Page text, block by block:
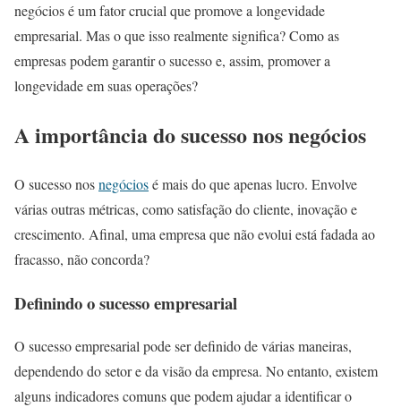
negócios é um fator crucial que promove a longevidade
empresarial. Mas o que isso realmente significa? Como as
empresas podem garantir o sucesso e, assim, promover a
longevidade em suas operações?
A importância do sucesso nos negócios
O sucesso nosnegóciosé mais do que apenas lucro. Envolve
várias outras métricas, como satisfação do cliente, inovação e
crescimento. Afinal, uma empresa que não evolui está fadada ao
fracasso, não concorda?
Definindo o sucesso empresarial
O sucesso empresarial pode ser definido de várias maneiras,
dependendo do setor e da visão da empresa. No entanto, existem
alguns indicadores comuns que podem ajudar a identificar o